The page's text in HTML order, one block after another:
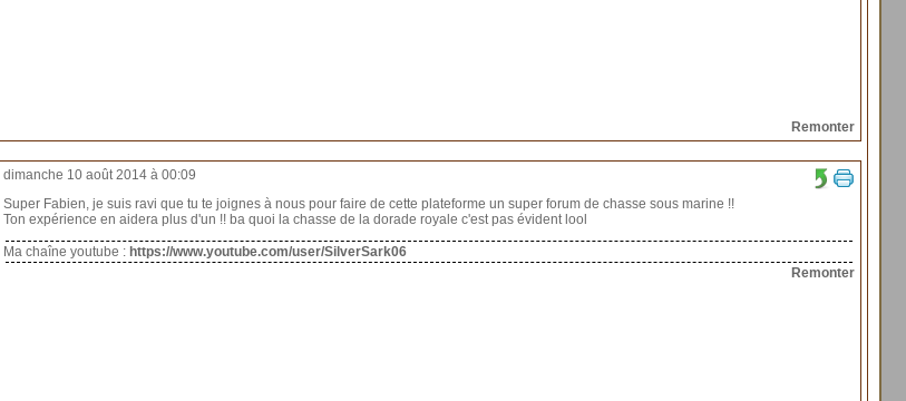
Remonter
dimanche 10 août 2014 à 00:09
Super Fabien, je suis ravi que tu te joignes à nous pour faire de cette plateforme un super forum de chasse sous marine !!
Ton expérience en aidera plus d'un !! ba quoi la chasse de la dorade royale c'est pas évident lool
Ma chaîne youtube : https://www.youtube.com/user/SilverSark06
Remonter